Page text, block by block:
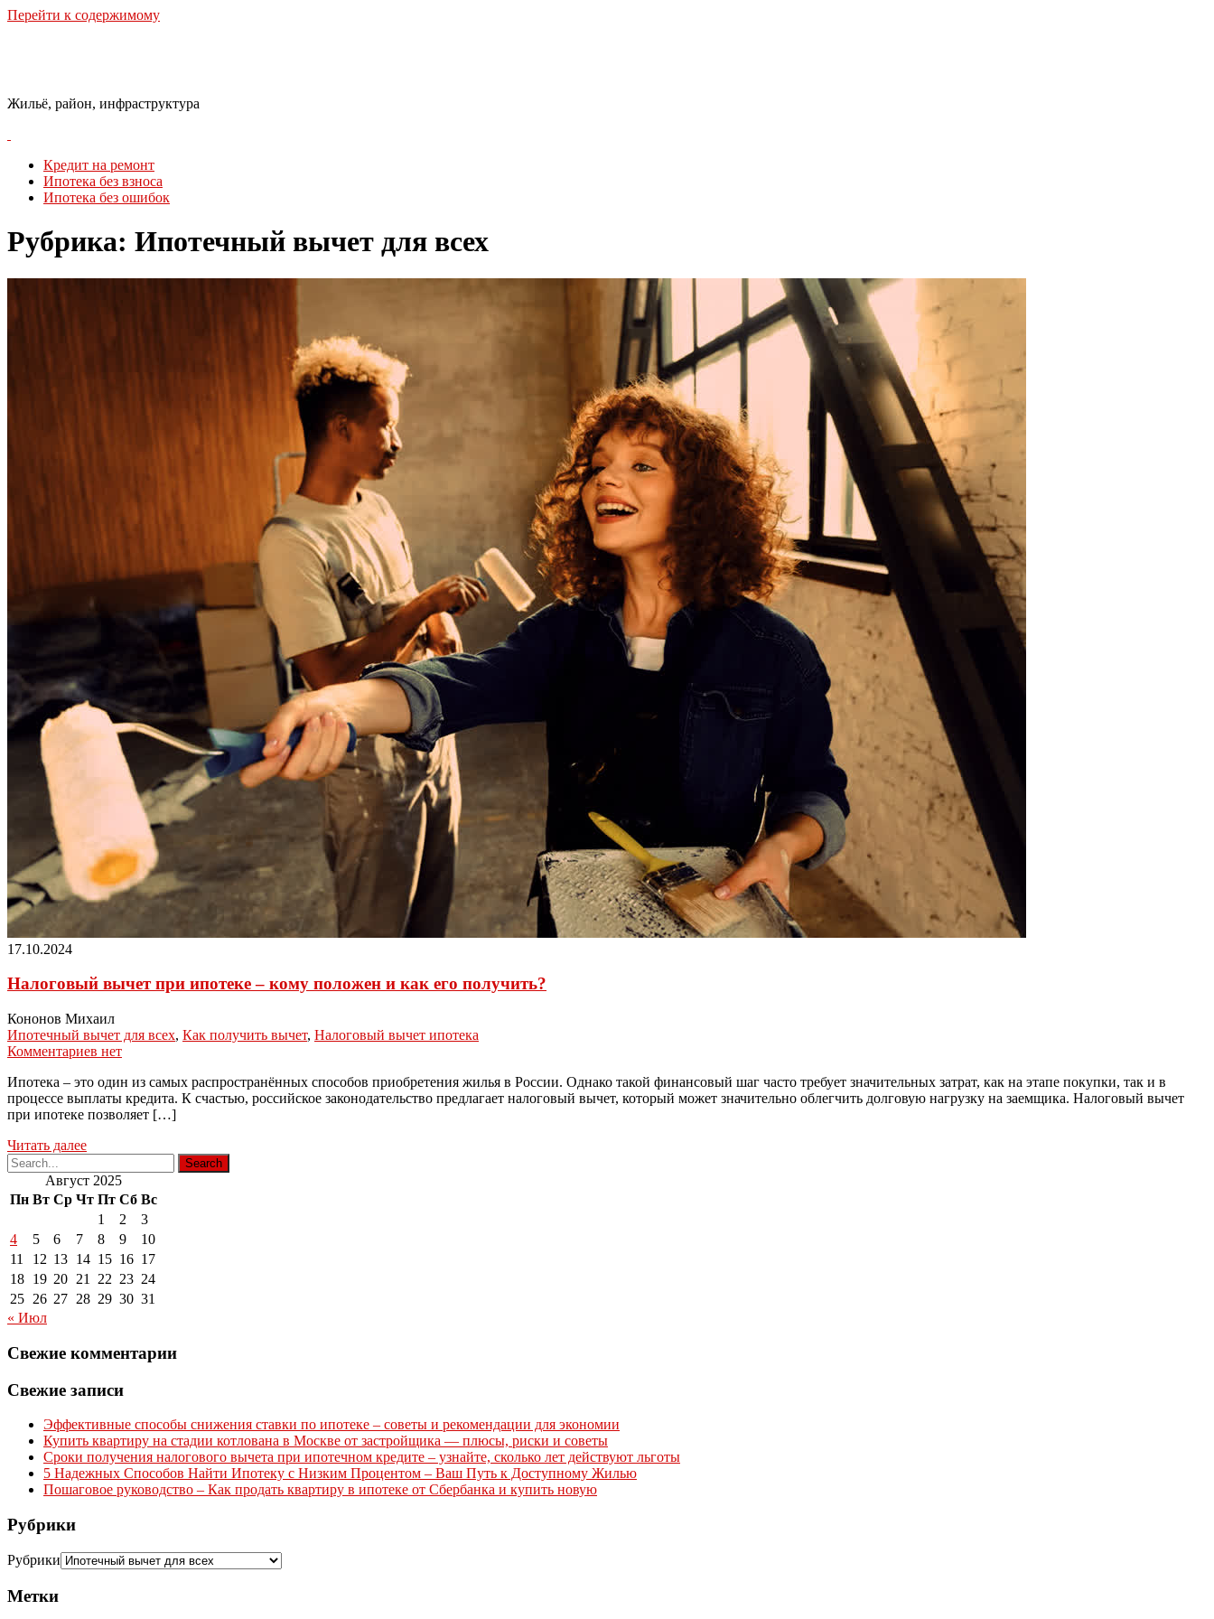
Перейти к содержимому
Жильё, район, инфраструктура
Кредит на ремонт
Ипотека без взноса
Ипотека без ошибок
Рубрика: Ипотечный вычет для всех
17.10.2024
Налоговый вычет при ипотеке – кому положен и как его получить?
Кононов Михаил
Ипотечный вычет для всех, Как получить вычет, Налоговый вычет ипотека
Комментариев нет
Ипотека – это один из самых распространённых способов приобретения жилья в России. Однако такой финансовый шаг часто требует значительных затрат, как на этапе покупки, так и в
процессе выплаты кредита. К счастью, российское законодательство предлагает налоговый вычет, который может значительно облегчить долговую нагрузку на заемщика. Налоговый вычет
при ипотеке позволяет […]
Читать далее
Август 2025
Пн Вт Ср Чт Пт Сб Вс
1
2
3
4
5 6 7 8 9
10
11
12 13 14 15 16 17
18 19 20 21 22 23 24
25 26 27 28 29 30 31
« Июл
Свежие комментарии
Свежие записи
Эффективные способы снижения ставки по ипотеке – советы и рекомендации для экономии
Купить квартиру на стадии котлована в Москве от застройщика — плюсы, риски и советы
Сроки получения налогового вычета при ипотечном кредите – узнайте, сколько лет действуют льготы
5 Надежных Способов Найти Ипотеку с Низким Процентом – Ваш Путь к Доступному Жилью
Пошаговое руководство – Как продать квартиру в ипотеке от Сбербанка и купить новую
Рубрики
Рубрики
Метки